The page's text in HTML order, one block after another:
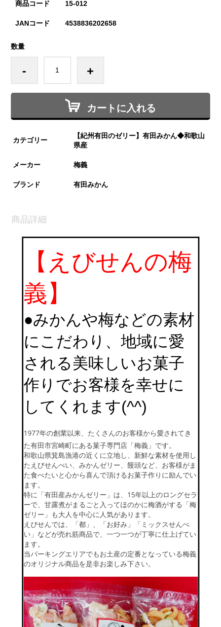
商品コード 15-012
JANコード 4538836202658
数量
- +
カートに入れる
カテゴリー
【紀州有田のゼリー】有田みかん◆和歌山
県産
メーカー 梅義
ブランド 有田みかん
商品詳細
【えびせんの梅
義】
●みかんや梅などの素材
にこだわり、地域に愛
される美味しいお菓子
作りでお客様を幸せに
してくれます(^^)
1977年の創業以来、たくさんのお客様から愛されてき
た有田市宮崎町にある菓子専門店「梅義」です。
和歌山県箕島漁港の近くに立地し、新鮮な素材を使用し
たえびせんべい、みかんゼリー、饅頭など、お客様がま
た食べたいと心から喜んで頂けるお菓子作りに励んでい
ます。
特に「有田産みかんゼリー」は、15年以上のロングセラ
ーで、甘露煮がまるごと入ってほのかに梅酒がする「梅
ゼリー」も大人を中心に人気があります。
えびせんでは、「都」、「お好み」「ミックスせんべ
い」などが売れ筋商品で、一つ一つが丁寧に仕上げてい
ます。
当パーキングエリアでもお土産の定番となっている梅義
のオリジナル商品を是非お楽しみ下さい。